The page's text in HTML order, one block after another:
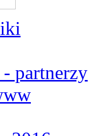
partnerzy